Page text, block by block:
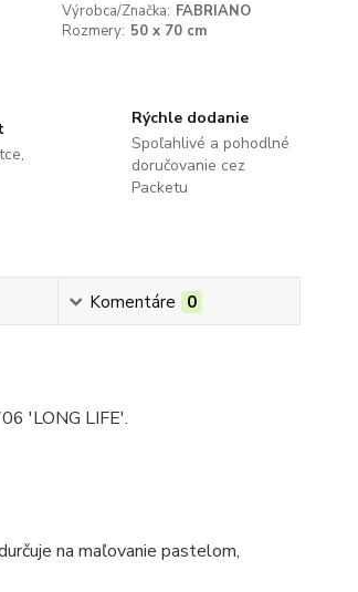
Výrobca/Značka: FABRIANO
Rozmery: 50 x 70 cm
Rýchle dodanie
Spoľahlivé a pohodlné
doručovanie cez
Packetu
Komentáre 0
'LONG LIFE'.
na maľovanie pastelom,